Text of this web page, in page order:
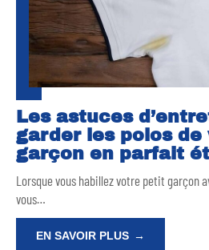
Les astuces
garder les polos
garçon en parfait
Lorsque vous habillez votre petit garçon
vous…
EN SAVOIR PLUS